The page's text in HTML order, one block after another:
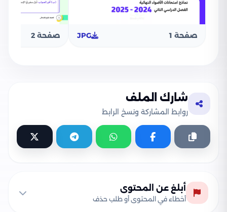
صفحة 1 JPG صفحة 2
شارك الملف
روابط المشاركة ونسخ الرابط
أبلغ عن المحتوى
أخطاء في المحتوى أو طلب حذف